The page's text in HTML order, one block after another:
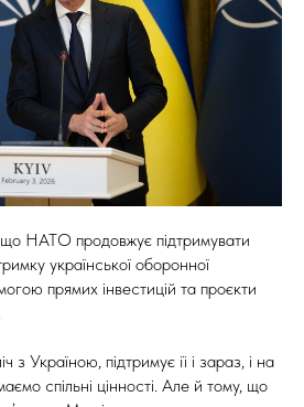
НАТО продовжує підтримувати
української оборонної
прямих інвестицій та проєкти
з Україною, підтримує її і зараз, і на
спільні цінності. Але й тому, що